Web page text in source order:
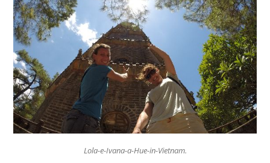
Lola-e-Ivana-a-Hue-in-Vietnam.